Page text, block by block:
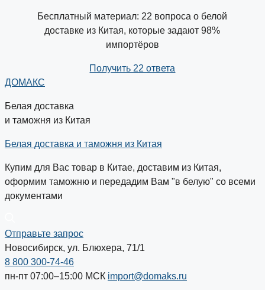
Бесплатный материал: 22 вопроса о белой
доставке из Китая, которые задают 98%
импортёров
Получить 22 ответа
ДОМАКС
Белая доставка
и таможня из Китая
Белая доставка и таможня из Китая
Купим для Вас товар в Китае, доставим из Китая,
оформим таможню и передадим Вам "в белую" со всеми
документами
Отправьте запрос
Новосибирск, ул. Блюхера, 71/1
8 800 300-74-46
пн-пт 07:00–15:00 МСК import@domaks.ru